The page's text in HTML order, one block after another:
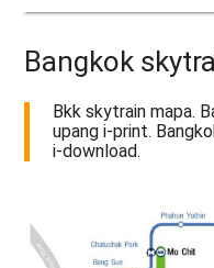
Bangkok
Bkk skytrain mapa.
upang i-print.
i-download.